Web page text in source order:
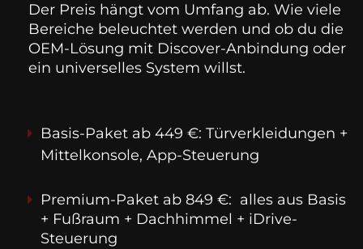
Der Preis hängt vom Umfang ab. Wie viele
Bereiche beleuchtet werden und ob du die
OEM-Lösung mit Discover-Anbindung oder
ein universelles System willst.
Basis-Paket ab 449 €: Türverkleidungen +
Mittelkonsole, App-Steuerung
Premium-Paket ab 849 €:  alles aus Basis
+ Fußraum + Dachhimmel + iDrive-
Steuerung